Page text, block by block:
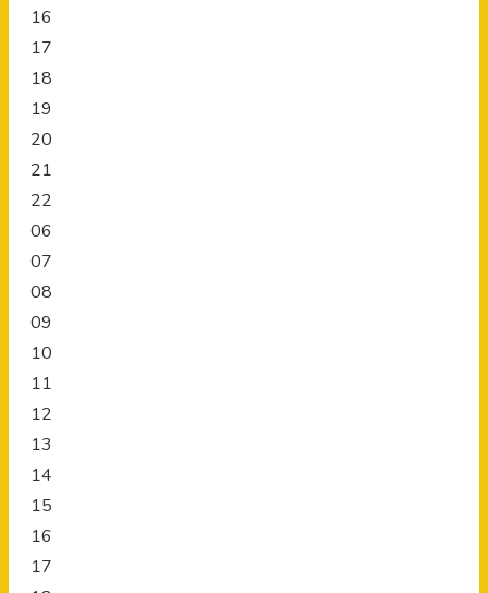
16
17
18
19
20
21
22
06
07
08
09
10
11
12
13
14
15
16
17